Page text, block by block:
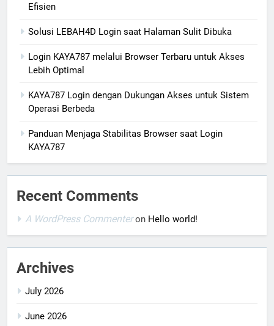
Efisien
Solusi LEBAH4D Login saat Halaman Sulit Dibuka
Login KAYA787 melalui Browser Terbaru untuk Akses
Lebih Optimal
KAYA787 Login dengan Dukungan Akses untuk Sistem
Operasi Berbeda
Panduan Menjaga Stabilitas Browser saat Login
KAYA787
Recent Comments
A WordPress Commenteron Hello world!
Archives
July 2026
June 2026